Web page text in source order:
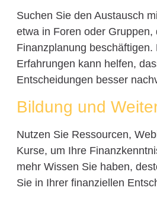
Suchen Sie den Austausch
etwa in Foren oder Gruppen,
Finanzplanung beschäftigen.
Erfahrungen kann helfen,
Entscheidungen besser
Bildung und
Nutzen Sie Ressourcen,
Kurse, um Ihre
mehr Wissen Sie haben,
Sie in Ihrer finanziellen